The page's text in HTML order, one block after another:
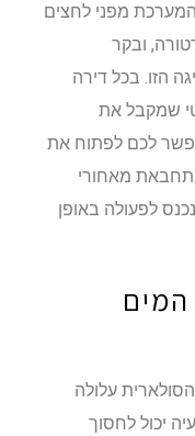
מפני לחצים
ובקר
בכל דירה
שמקבל את
לכם לפתוח את
מאחורי
לפעולה באופן
עלולה
יכול לחסוך